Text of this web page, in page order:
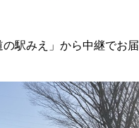
駅みえ」から中継でお届